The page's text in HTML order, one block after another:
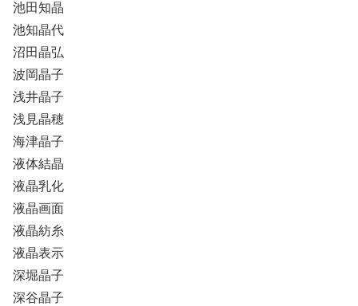
池田知晶
池知晶代
沼田晶弘
波岡晶子
浅井晶子
浅見晶穂
海津晶子
液体結晶
液晶乳化
液晶画面
液晶紡糸
液晶表示
深堀晶子
深谷晶子